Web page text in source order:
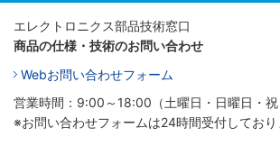
エレクトロニクス部品技術窓口
商品の仕様・技術のお問い合わせ
Webお問い合わせフォーム
営業時間：9:00～18:00（土曜日・日曜日・祝
※お問い合わせフォームは24時間受付しており